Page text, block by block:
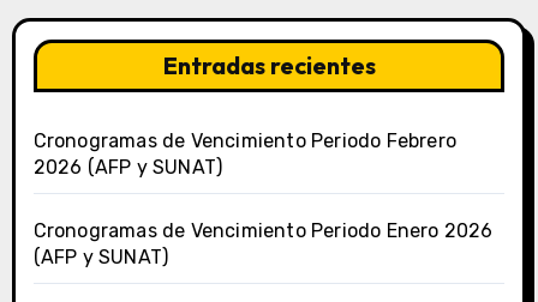
Entradas recientes
Cronogramas de Vencimiento Periodo Febrero
2026 (AFP y SUNAT)
Cronogramas de Vencimiento Periodo Enero 2026
(AFP y SUNAT)